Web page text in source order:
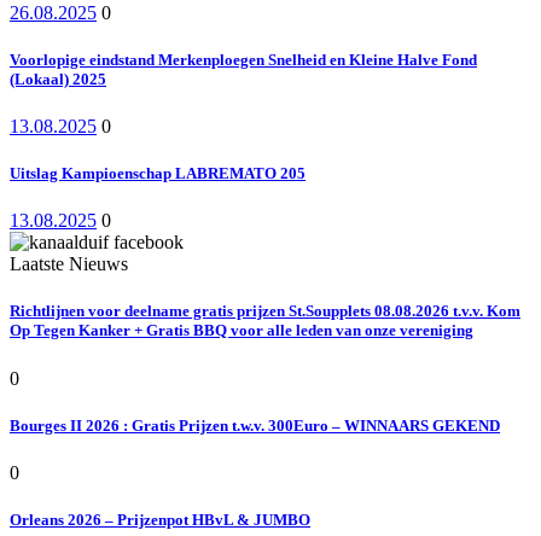
26.08.2025 0
Voorlopige eindstand Merkenploegen Snelheid en Kleine Halve Fond
(Lokaal) 2025
13.08.2025 0
Uitslag Kampioenschap LABREMATO 205
13.08.2025 0
Laatste Nieuws
Richtlijnen voor deelname gratis prijzen St.Soupplets 08.08.2026 t.v.v. Kom
Op Tegen Kanker + Gratis BBQ voor alle leden van onze vereniging
0
Bourges II 2026 : Gratis Prijzen t.w.v. 300Euro – WINNAARS GEKEND
0
Orleans 2026 – Prijzenpot HBvL & JUMBO